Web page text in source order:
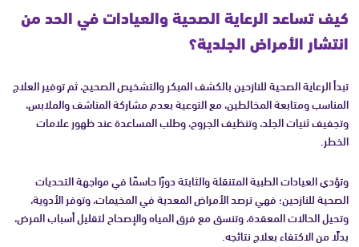
كيف تساعد الرعاية الصحية والعيادات في الحد من
انتشار الأمراض الجلدية؟
تبدأ الرعاية الصحية للنازحين بالكشف المبكر والتشخيص الصحيح، ثم توفير العلاج
المناسب ومتابعة المخالطين، مع التوعية بعدم مشاركة المناشف والملابس،
وتجفيف ثنيات الجلد، وتنظيف الجروح، وطلب المساعدة عند ظهور علامات
الخطر.
وتؤدي العيادات الطبية المتنقلة والثابتة دورًا حاسمًا في مواجهة التحديات
الصحية للنازحين؛ فهي ترصد الأمراض المعدية في المخيمات، وتوفر الأدوية،
وتحيل الحالات المعقدة، وتنسق مع فرق المياه والإصحاح لتقليل أسباب المرض،
بدلًا من الاكتفاء بعلاج نتائجه.